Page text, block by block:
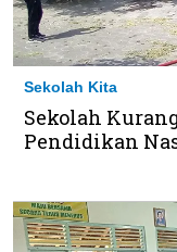
Sekolah Kita
Sekolah
Pendidikan